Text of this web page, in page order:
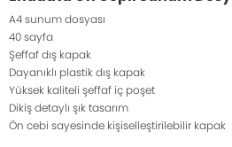
A4 sunum dosyası
40 sayfa
Şeffaf dış kapak
Dayanıklı plastik dış kapak
Yüksek kaliteli şeffaf iç poşet
Dikiş detaylı şık tasarım
Ön cebi sayesinde kişiselleştirilebilir kapak